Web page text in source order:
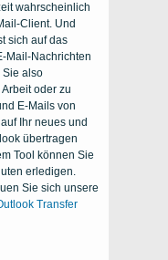
wahrscheinlich
Client. Und
sich auf das
Mail-Nachrichten
Sie also
oder zu
E-Mails von
Ihr neues und
übertragen
Tool können Sie
erledigen.
Sie sich unsere
Transfer